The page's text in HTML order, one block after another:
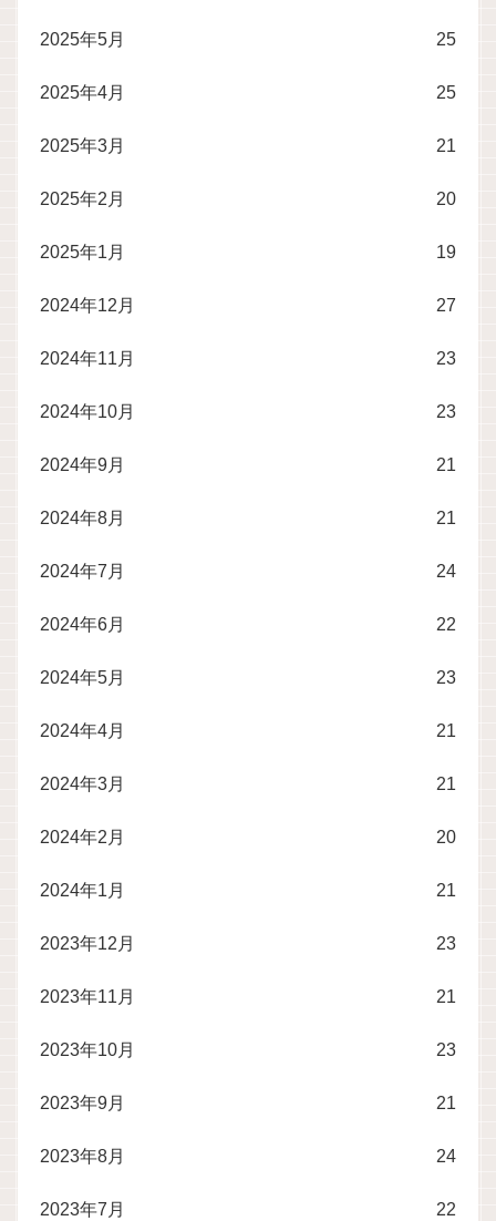
2025年5月 25
2025年4月 25
2025年3月 21
2025年2月 20
2025年1月 19
2024年12月 27
2024年11月 23
2024年10月 23
2024年9月 21
2024年8月 21
2024年7月 24
2024年6月 22
2024年5月 23
2024年4月 21
2024年3月 21
2024年2月 20
2024年1月 21
2023年12月 23
2023年11月 21
2023年10月 23
2023年9月 21
2023年8月 24
2023年7月 22